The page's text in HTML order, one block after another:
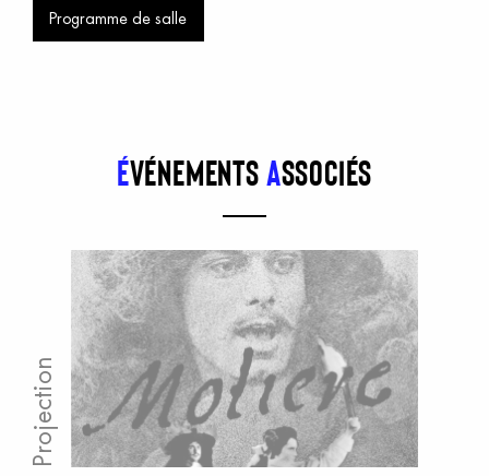
Programme de salle
Événementsassociés
Projection